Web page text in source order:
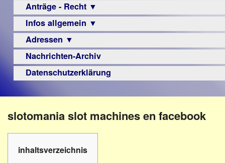
Veranstaltungsprogramme
Anträge - Recht ▼
Archiv
Urteile
Infos allgemein ▼
Sehbehinderung
Frühförderung
Schule
–
Beruf
Hilfsmittel
-
Adressen ▼
Augenoptiker
Berufsbildungswerke
Hörbüchereien
Reha-
Lehrer
Nachrichten-Archiv
Datenschutzerklärung
slotomania slot machines en facebook
inhaltsverzeichnis